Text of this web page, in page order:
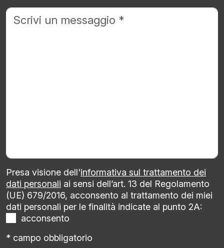
Presa visione dell'informativa sul trattamento dei
dati personali ai sensi dell’art. 13 del Regolamento
(UE) 679/2016, acconsento al trattamento dei miei
dati personali per le finalità indicate al punto 2A:
acconsento
* campo obbligatorio